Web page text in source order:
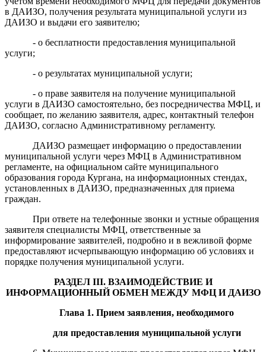
в ДАИЗО, получения результата муниципальной услуги из
ДАИЗО и выдачи его заявителю;
- о бесплатности предоставления муниципальной
услуги;
- о результатах муниципальной услуги;
- о праве заявителя на получение муниципальной
услуги в ДАИЗО самостоятельно, без посредничества МФЦ, и
сообщает, по желанию заявителя, адрес, контактный телефон
ДАИЗО, согласно Административному регламенту.
ДАИЗО размещает информацию о предоставлении
муниципальной услуги через МФЦ в Административном
регламенте, на официальном сайте муниципального
образования города Кургана, на информационных стендах,
установленных в ДАИЗО, предназначенных для приема
граждан.
При ответе на телефонные звонки и устные обращения
заявителя специалисты МФЦ, ответственные за
информирование заявителей, подробно и в вежливой форме
предоставляют исчерпывающую информацию об условиях и
порядке получения муниципальной услуги.
РАЗДЕЛ III. ВЗАИМОДЕЙСТВИЕ И
ИНФОРМАЦИОННЫЙ ОБМЕН МЕЖДУ МФЦ И ДАИЗО
Глава 1. Прием заявления, необходимого
для предоставления муниципальной услуги